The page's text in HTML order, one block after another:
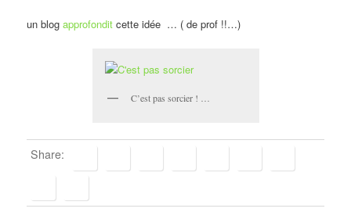
un blogapprofondit cette idée … ( de prof !!…)
C’est pas sorcier ! …
Share: